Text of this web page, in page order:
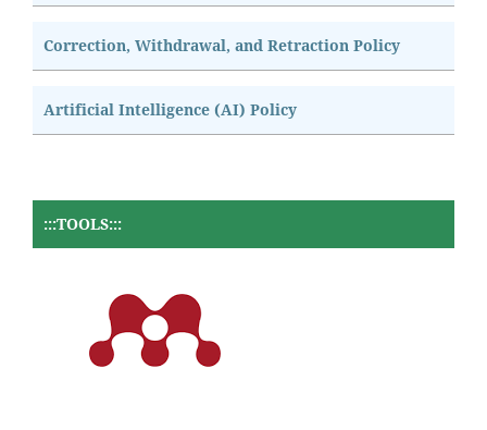
Correction, Withdrawal, and Retraction Policy
Artificial Intelligence (AI) Policy
:::TOOLS:::